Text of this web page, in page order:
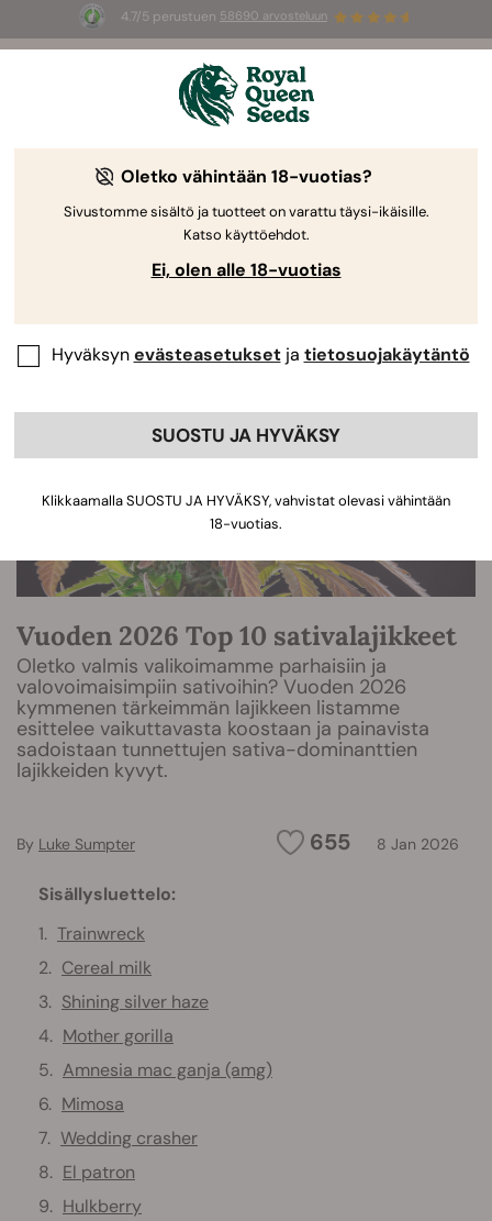
4.7/5 perustuen 58690 arvosteluun
Summer Sales: jopa –50 %
valikoiduista tuotteista! ⏤
The RQS Blog
Vuoden 2026 Top 10 sativalajikkeet
Oletko valmis valikoimamme parhaisiin ja
valovoimaisimpiin sativoihin? Vuoden 2026
kymmenen tärkeimmän lajikkeen listamme
esittelee vaikuttavasta koostaan ja painavista
sadoistaan tunnettujen sativa-dominanttien
lajikkeiden kyvyt.
655 8 Jan 2026
By Luke Sumpter
Sisällysluettelo:
Trainwreck
Cereal milk
Shining silver haze
Mother gorilla
Amnesia mac ganja (amg)
Mimosa
Wedding crasher
El patron
Hulkberry
Oletko vähintään 18-vuotias?
Sivustomme sisältö ja tuotteet on varattu täysi-ikäisille.
Katso käyttöehdot.
Ei, olen alle 18-vuotias
Hyväksynevästeasetuksetja tietosuojakäytäntö
SUOSTU JA HYVÄKSY
Klikkaamalla SUOSTU JA HYVÄKSY, vahvistat olevasi vähintään
18-vuotias.